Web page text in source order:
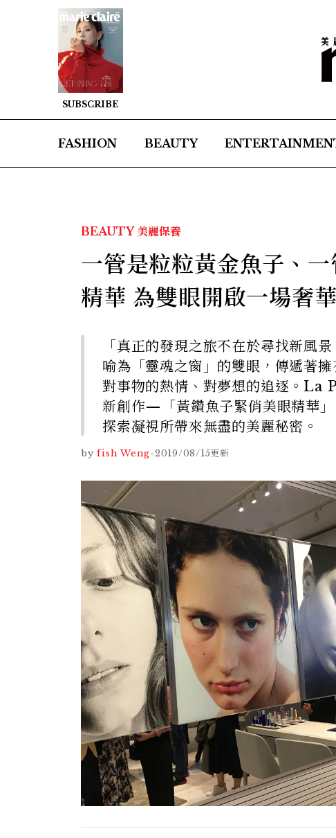
SUBSCRIBE
FASHION BEAUTY
BEAUTY 美麗保養
一管是粒粒黃金魚子、
精華 為雙眼開啟一場奢
「真正的發現之旅不在於尋找新風
喻為「靈魂之窗」的雙眼，傳遞著
對事物的熱情、對夢想的追逐。La
新創作—「黃鑽魚子緊俏美眼精華」
探索凝視所帶來無盡的美麗秘密。
by fish Weng-2019/08/15更新